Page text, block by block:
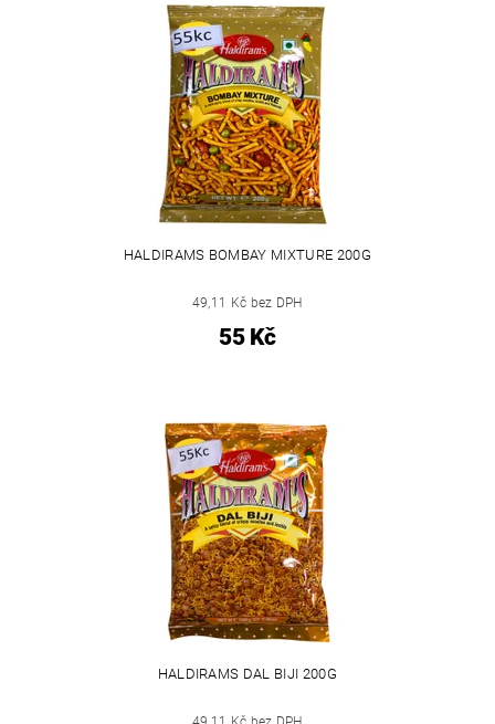
HALDIRAMS BOMBAY MIXTURE 200G
49,11 Kč bez DPH
55 Kč
HALDIRAMS DAL BIJI 200G